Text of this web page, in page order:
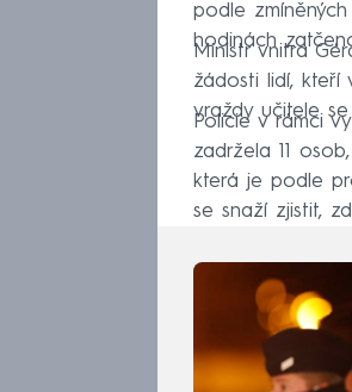
podle
hodinách
Ministr vnitra
žádosti lidí, kteří
vraždy učitele
Policie v rámci
zadržela 11
která je podle
se snaží zjistit,